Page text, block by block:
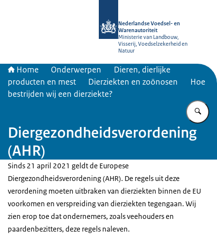
Nederlandse Voedsel- en
Warenautoriteit
Ministerie van Landbouw,
Visserij, Voedselzekerheid en
Natuur
Home Onderwerpen
Dieren, dierlijke
producten en mest
Dierziekten en zoönosen
Hoe
bestrijden wij een dierziekte?
Diergezondheidsverordening
(AHR)
Sinds 21 april 2021 geldt de Europese
Diergezondheidsverordening (AHR). De regels uit deze
verordening moeten uitbraken van dierziekten binnen de EU
voorkomen en verspreiding van dierziekten tegengaan. Wij
zien erop toe dat ondernemers, zoals veehouders en
paardenbezitters, deze regels naleven.